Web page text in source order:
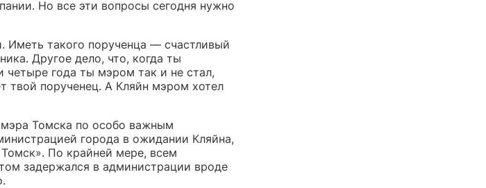
Но все эти вопросы сегодня нужно
такого порученца — счастливый
Другое дело, что, когда ты
четыре года ты мэром так и не стал,
твой порученец. А Кляйн мэром хотел
мэра Томска по особо важным
города в ожидании Кляйна,
По крайней мере, всем
задержался в администрации вроде